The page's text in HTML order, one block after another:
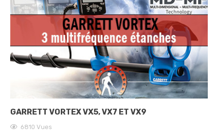
GARRETT VORTEX VX5, VX7 ET VX9
6810 Vues